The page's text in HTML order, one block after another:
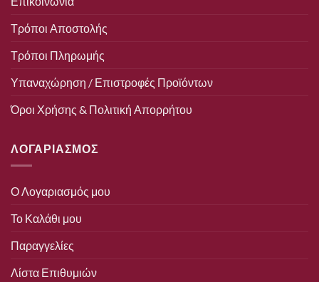
Τρόποι Αποστολής
Τρόποι Πληρωμής
Υπαναχώρηση / Επιστροφές Προϊόντων
Όροι Χρήσης & Πολιτική Απορρήτου
ΛΟΓΑΡΙΑΣΜΟΣ
Ο Λογαριασμός μου
Το Καλάθι μου
Παραγγελίες
Λίστα Επιθυμιών